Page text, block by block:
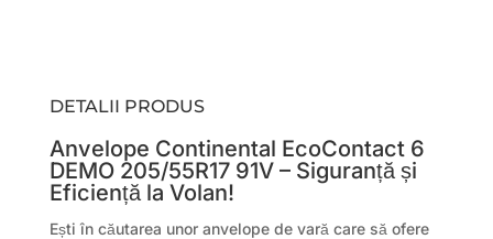
DETALII PRODUS
Anvelope Continental EcoContact 6
DEMO 205/55R17 91V – Siguranță și
Eficiență la Volan!
Ești în căutarea unor anvelope de vară care să ofere